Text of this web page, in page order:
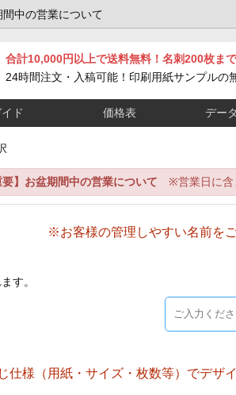
間中の営業について
合計10,000円以上で送料無料！名刺200枚ま
24時間注文・入稿可能！印刷用紙サンプルの
ド 価格表 デー
要】お盆期間中の営業について ※営業日に含
※お客様の管理しやすい名前をご
す。
仕様（用紙・サイズ・枚数等）でデザ